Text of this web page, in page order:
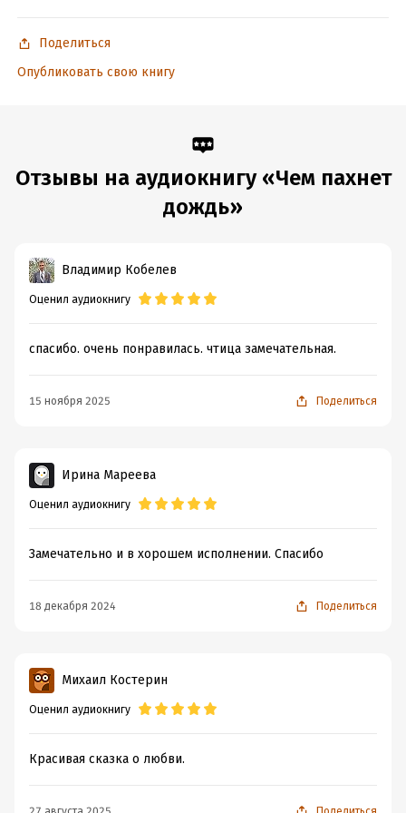
Поделиться
Опубликовать свою книгу
Отзывы на аудиокнигу «Чем пахнет
дождь»
Владимир Кобелев
Оценил аудиокнигу
спасибо. очень понравилась. чтица замечательная.
15 ноября 2025 Поделиться
Ирина Мареева
Оценил аудиокнигу
Замечательно и в хорошем исполнении. Спасибо
18 декабря 2024 Поделиться
Михаил Костерин
Оценил аудиокнигу
Красивая сказка о любви.